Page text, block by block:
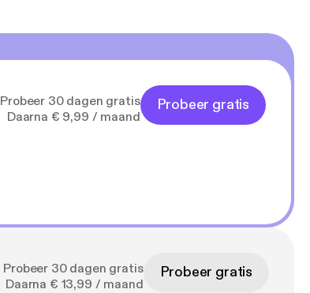
Probeer 30 dagen gratis
Daarna € 9,99 / maand
Probeer gratis
Probeer 30 dagen gratis
Daarna € 13,99 / maand
Probeer gratis